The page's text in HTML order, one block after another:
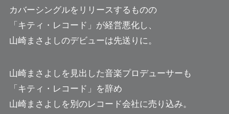
カバーシングルをリリースするものの
「キティ・レコード」が経営悪化し、
山崎まさよしのデビューは先送りに。
山崎まさよしを見出した音楽プロデューサーも
「キティ・レコード」を辞め
山崎まさよしを別のレコード会社に売り込み。